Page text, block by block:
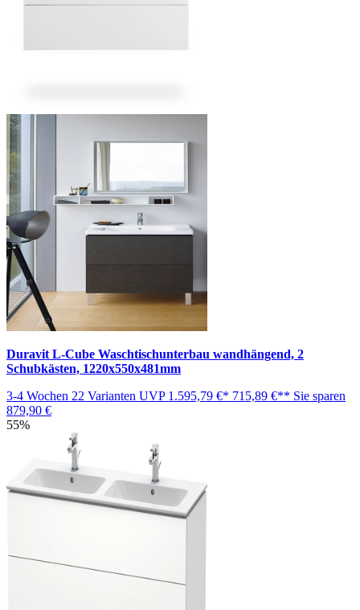
Duravit L-Cube Waschtischunterbau wandhängend, 2
Schubkästen, 1220x550x481mm
3-4 Wochen 22 Varianten UVP 1.595,79 €* 715,89 €** Sie sparen
879,90 €
55%